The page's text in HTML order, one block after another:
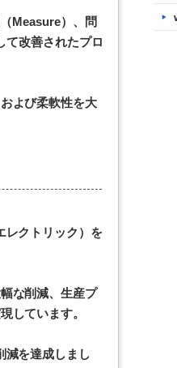
Measure）、問
て改善されたプロ
よび柔軟性を大
レクトリック）を
な削減、生産プ
しています。
減を達成しまし